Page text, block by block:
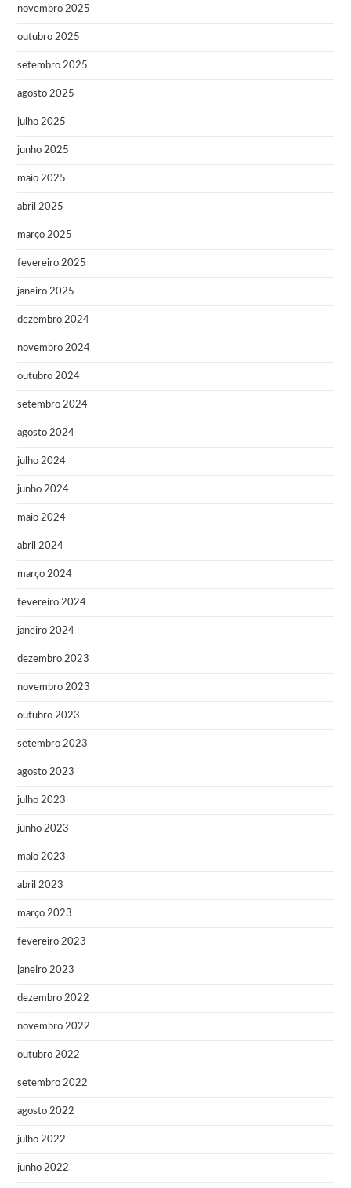
novembro 2025
outubro 2025
setembro 2025
agosto 2025
julho 2025
junho 2025
maio 2025
abril 2025
março 2025
fevereiro 2025
janeiro 2025
dezembro 2024
novembro 2024
outubro 2024
setembro 2024
agosto 2024
julho 2024
junho 2024
maio 2024
abril 2024
março 2024
fevereiro 2024
janeiro 2024
dezembro 2023
novembro 2023
outubro 2023
setembro 2023
agosto 2023
julho 2023
junho 2023
maio 2023
abril 2023
março 2023
fevereiro 2023
janeiro 2023
dezembro 2022
novembro 2022
outubro 2022
setembro 2022
agosto 2022
julho 2022
junho 2022